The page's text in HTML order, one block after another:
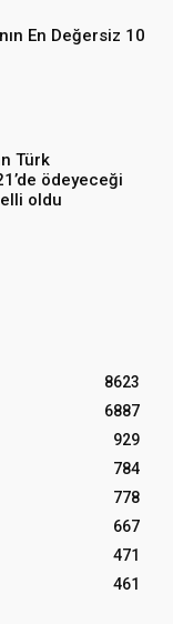
En Değersiz 10
Türk
ödeyeceği
oldu
8623
6887
929
784
778
667
471
461